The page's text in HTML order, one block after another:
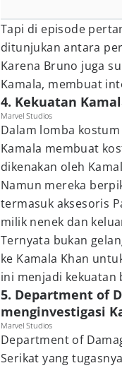
Tapi di episode
ditunjukan antara
Karena Bruno juga
Kamala, membuat
4. Kekuatan
Marvel Studios
Dalam lomba
Kamala membuat
dikenakan oleh
Namun mereka
termasuk aksesoris
milik nenek dan
Ternyata bukan
ke Kamala Khan
ini menjadi kekuatan
5. Department of
menginvestigasi
Marvel Studios
Department of
Serikat yang